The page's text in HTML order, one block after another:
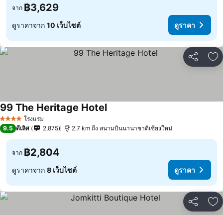
จาก ฿3,629
ดูราคาจาก 10 เว็บไซต์ ดูราคา
แชร์ เ
4 ดาว โรงแรม
99 The Heritage Hotel
9.5 ดีเลิศ 2,875 2.7 km ถึง สนามบินนานาชาติเชียงใหม่
จาก ฿2,804
ดูราคาจาก 8 เว็บไซต์ ดูราคา
แชร์ เ